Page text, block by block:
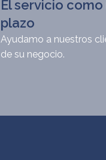
El servicio
plazo
Ayudamo a nuestros
de su negocio.